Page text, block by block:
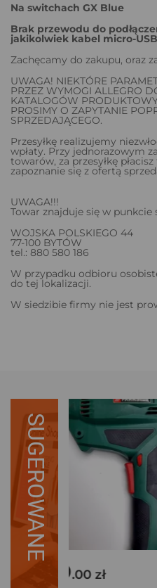
Na switchach GX Blue
Brak przewodu do
jakikolwiek kabel micro-
Zachęcamy do zakupu, oraz
UWAGA! NIEKTÓRE
PRZEZ WYMOGI ALLEGRO
KATALOGÓW
PROSIMY O ZAPYTANIE
SPRZEDAJĄCEGO.
Przesyłkę realizujemy
wpłaty. Przy jednorazowym
towarów, za przesyłkę
zapoznanie się z ofertą
UWAGA!!!
Towar znajduje się w punkcie
WOJSKA POLSKIEGO 44
77-100 BYTÓW
tel.: 880 580 186
W przypadku odbioru
do tej lokalizacji.
W siedzibie firmy nie jest
SUGEROWANE
.00 zł